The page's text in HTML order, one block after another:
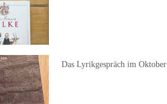
Das Lyrikgespräch im Oktober